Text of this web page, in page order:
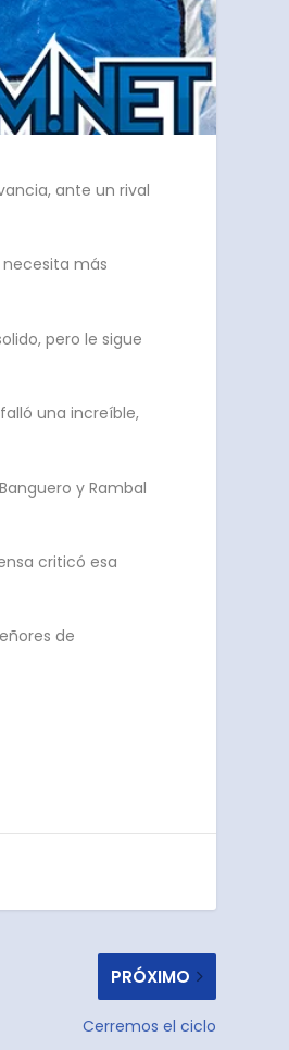
ante un rival
necesita más
pero le sigue
una increíble,
y Rambal
criticó esa
de
PRÓXIMO
Cerremos el ciclo